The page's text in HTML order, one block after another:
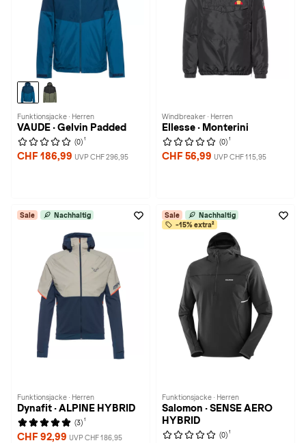
Funktionsjacke · Herren
VAUDE · Gelvin Padded
(0) 1
CHF 186,99 UVP CHF 296,95
Windbreaker · Herren
Ellesse · Monterini
(0) 1
CHF 56,99 UVP CHF 115,95
Sale Nachhaltig
Funktionsjacke · Herren
Dynafit · ALPINE HYBRID
(3) 1
CHF 92,99 UVP CHF 186,95
Sale
Nachhaltig
-15% extra²
Funktionsjacke · Herren
Salomon · SENSE AERO
HYBRID
(0) 1